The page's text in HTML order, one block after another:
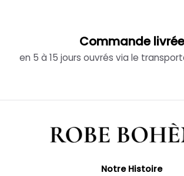
Commande livrée
en 5 à 15 jours ouvrés via le
Notre Histoire